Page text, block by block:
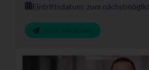
Eintrittsdatum: zum
Jetzt bewerben